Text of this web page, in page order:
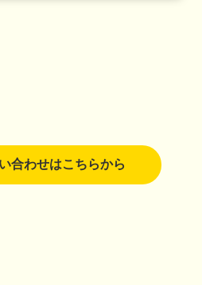
合わせはこちらから